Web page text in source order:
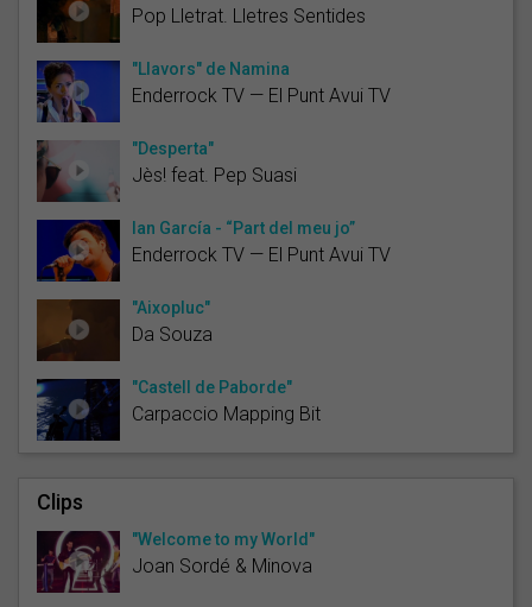
Pop Lletrat. Lletres Sentides
"Llavors" de Namina
Enderrock TV — El Punt Avui TV
"Desperta"
Jès! feat. Pep Suasi
Ian García - “Part del meu jo”
Enderrock TV — El Punt Avui TV
"Aixopluc"
Da Souza
"Castell de Paborde"
Carpaccio Mapping Bit
Clips
"Welcome to my World"
Joan Sordé & Minova